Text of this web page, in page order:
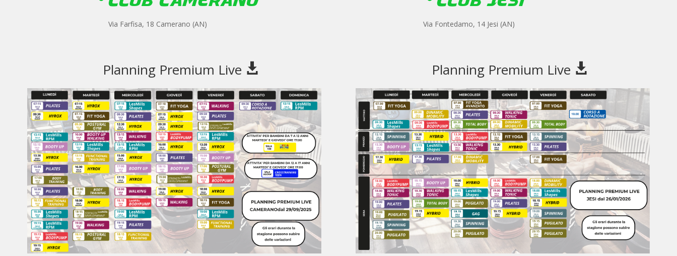
Via Farfisa, 18 Camerano (AN)
Planning Premium Live 
Via Fontedamo, 14 Jesi (AN)
Planning Premium Live 